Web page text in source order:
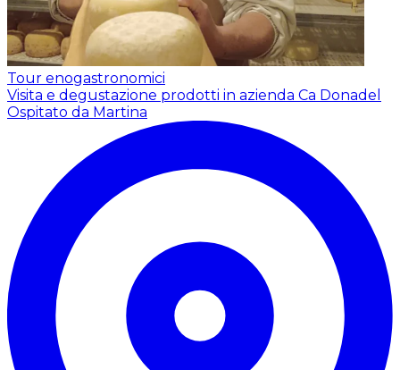
Tour enogastronomici
Visita e degustazione prodotti in azienda Ca Donadel
Ospitato da Martina